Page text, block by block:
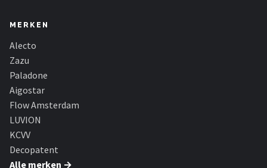
MERKEN
Alecto
Zazu
Paladone
Aigostar
Flow Amsterdam
LUVION
KCVV
Decopatent
Alle merken →